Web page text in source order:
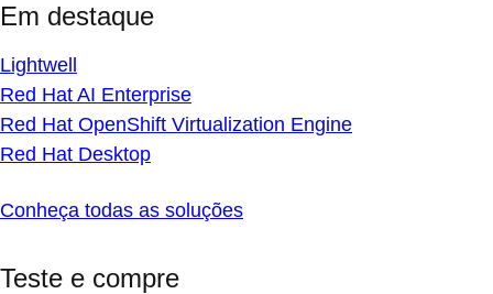
Em destaque
Lightwell
Red Hat AI Enterprise
Red Hat OpenShift Virtualization Engine
Red Hat Desktop
Conheça todas as soluções
Teste e compre